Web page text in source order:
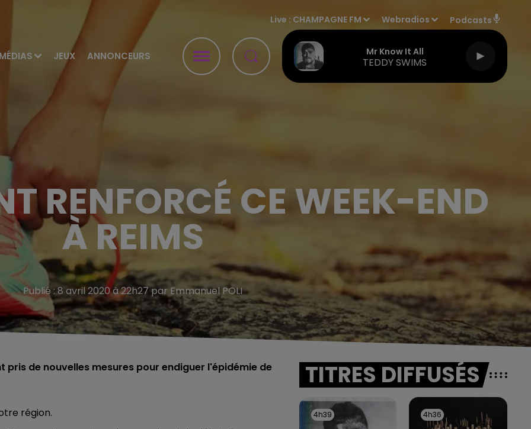
MÉDIAS JEUX ANNONCEURS
Live : CHAMPAGNE FM Webradios Podcasts
Mr Know It All
TEDDY SWIMS
RENFORCÉ CE WEEK-END
À REIMS
Publié : 8 avril 2020 à 22h27 par Emmanuel POLI
pris de nouvelles mesures pour endiguer l'épidémie de
région.
TITRES DIFFUSÉS
4h39
4h39 4h36
4h36